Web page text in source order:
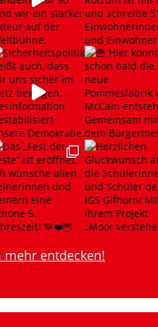
mehr entdecken!